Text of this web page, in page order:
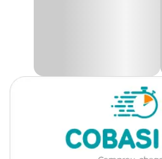
Na Cobasi, você encontra diversos tipos de
Medidas aproximadas